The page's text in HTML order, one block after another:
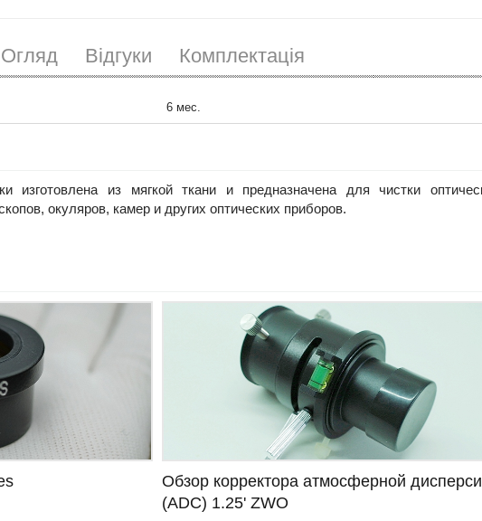
Огляд Відгуки Комплектація
6 мес.
изготовлена из мягкой ткани и предназначена для чистки
окуляров, камер и других оптических приборов.
Обзор корректора атмосферной
(ADC) 1.25' ZWO
Карандаш для чистки оптики
Celestron LensPen
Wonder для чистки оптики
414 грн.